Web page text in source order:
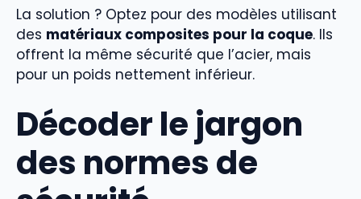
La solution ? Optez pour des modèles utilisant
des matériaux composites pour la coque. Ils
offrent la même sécurité que l’acier, mais
pour un poids nettement inférieur.
Décoder le jargon
des normes de